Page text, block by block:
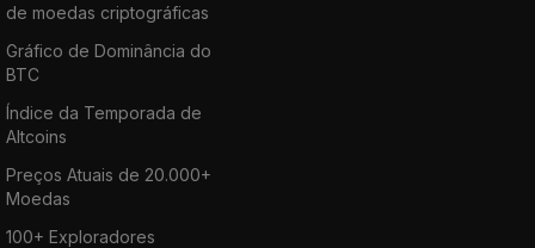
de moedas criptográficas
Gráfico de Dominância do
BTC
Índice da Temporada de
Altcoins
Preços Atuais de 20.000+
Moedas
100+ Exploradores